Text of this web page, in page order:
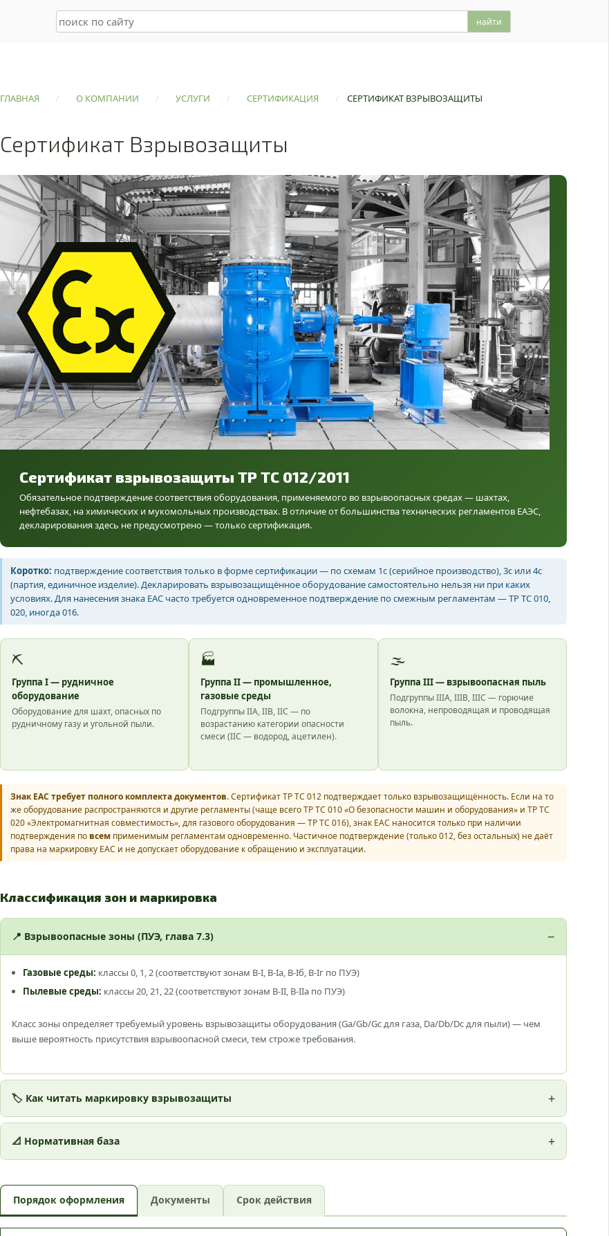
ГЛАВНАЯ / О КОМПАНИИ / УСЛУГИ / СЕРТИФИКАЦИЯ / СЕРТИФИКАТ ВЗРЫВОЗАЩИТЫ
Сертификат Взрывозащиты
Сертификат взрывозащиты ТР ТС 012/2011
Обязательное подтверждение соответствия оборудования, применяемого во взрывоопасных средах — шахтах,
нефтебазах, на химических и мукомольных производствах. В отличие от большинства технических регламентов ЕАЭС,
декларирования здесь не предусмотрено — только сертификация.
Коротко: подтверждение соответствия только в форме сертификации — по схемам 1с (серийное производство), 3с или 4с
(партия, единичное изделие). Декларировать взрывозащищённое оборудование самостоятельно нельзя ни при каких
условиях. Для нанесения знака ЕАС часто требуется одновременное подтверждение по смежным регламентам — ТР ТС 010,
020, иногда 016.
⛏
Группа I — рудничное
оборудование
Оборудование для шахт, опасных по
рудничному газу и угольной пыли.
🏭
Группа II — промышленное,
газовые среды
Подгруппы IIA, IIB, IIC — по
возрастанию категории опасности
смеси (IIC — водород, ацетилен).
🌫
Группа III — взрывоопасная пыль
Подгруппы IIIA, IIIB, IIIC — горючие
волокна, непроводящая и проводящая
пыль.
Знак ЕАС требует полного комплекта документов.Сертификат ТР ТС 012 подтверждает только взрывозащищённость. Если на то
же оборудование распространяются и другие регламенты (чаще всего ТР ТС 010 «О безопасности машин и оборудования» и ТР ТС
020 «Электромагнитная совместимость», для газового оборудования — ТР ТС 016), знак ЕАС наносится только при наличии
подтверждения по всем применимым регламентам одновременно. Частичное подтверждение (только 012, без остальных) не даёт
права на маркировку ЕАС и не допускает оборудование к обращению и эксплуатации.
Классификация зон и маркировка
📍 Взрывоопасные зоны (ПУЭ, глава 7.3)
Газовые среды: классы 0, 1, 2 (соответствуют зонам В-I, В-Iа, В-Iб, В-Iг по ПУЭ)
Пылевые среды: классы 20, 21, 22 (соответствуют зонам В-II, В-IIа по ПУЭ)
Класс зоны определяет требуемый уровень взрывозащиты оборудования (Ga/Gb/Gc для газа, Da/Db/Dc для пыли) — чем
выше вероятность присутствия взрывоопасной смеси, тем строже требования.
🏷 Как читать маркировку взрывозащиты
📐 Нормативная база
Порядок оформления Документы Срок действия